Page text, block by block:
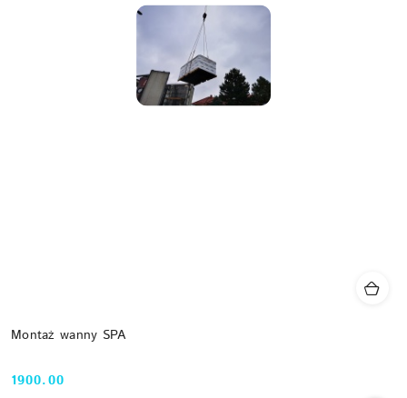
Montaż wanny SPA
Cena:
1900.00